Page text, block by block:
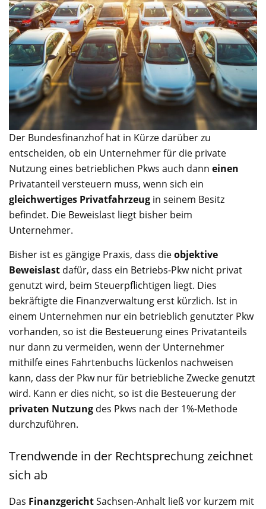
Der Bundesfinanzhof hat in Kürze darüber zu
entscheiden, ob ein Unternehmer für die private
Nutzung eines betrieblichen Pkws auch dann einen
Privatanteil versteuern muss, wenn sich ein
gleichwertiges Privatfahrzeug in seinem Besitz
befindet. Die Beweislast liegt bisher beim
Unternehmer.
Bisher ist es gängige Praxis, dass dieobjektive
Beweislast dafür, dass ein Betriebs-Pkw nicht privat
genutzt wird, beim Steuerpflichtigen liegt. Dies
bekräftigte die Finanzverwaltung erst kürzlich. Ist in
einem Unternehmen nur ein betrieblich genutzter Pkw
vorhanden, so ist die Besteuerung eines Privatanteils
nur dann zu vermeiden, wenn der Unternehmer
mithilfe eines Fahrtenbuchs lückenlos nachweisen
kann, dass der Pkw nur für betriebliche Zwecke genutzt
wird. Kann er dies nicht, so ist die Besteuerung der
privaten Nutzung des Pkws nach der 1%-Methode
durchzuführen.
Trendwende in der Rechtsprechung zeichnet
sich ab
Das FinanzgerichtSachsen-Anhalt ließ vor kurzem mit